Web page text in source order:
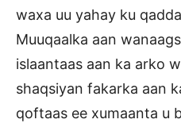
waxa uu yahay ku
Muuqaalka aan
islaantaas aan ka arko
shaqsiyan fakarka aan
qoftaas ee xumaanta u